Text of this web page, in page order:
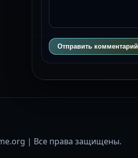
Отправить комментарий
| Все права защищены.